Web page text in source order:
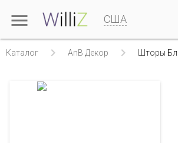
 США
Каталог  AnB Декор  Шторы